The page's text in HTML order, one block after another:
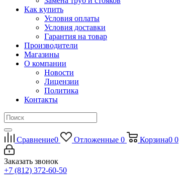
Как купить
Условия оплаты
Условия доставки
Гарантия на товар
Производители
Магазины
О компании
Новости
Лицензии
Политика
Контакты
Сравнение0 Отложенные 0 Корзина0 0
Заказать звонок
+7 (812) 372-60-50